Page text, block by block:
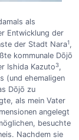
als
Entwicklung der
der Stadt Nara1,
kommunale Dōjō
Ishida Kazuto3,
(und ehemaligen
Dōjō zu
als mein Vater
angelegt
besuchte
Nachdem sie